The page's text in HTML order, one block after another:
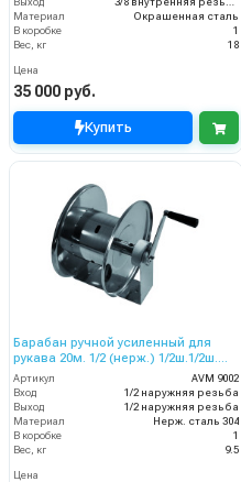
Выход
3/8 внутренняя резьба
Материал
Окрашенная сталь
В коробке
1
Вес, кг
18
Цена
35 000 руб.
Купить
Барабан ручной усиленный для
рукава 20м. 1/2 (нерж.) 1/2ш.1/2ш.
200 бар
Артикул
AVM 9002
Вход
1/2 наружняя резьба
Выход
1/2 наружняя резьба
Материал
Нерж. сталь 304
В коробке
1
Вес, кг
9.5
Цена